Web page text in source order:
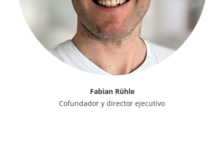
Fabian Rühle
Cofundador y director ejecutivo